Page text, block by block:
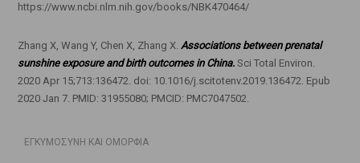
https://www.ncbi.nlm.nih.gov/books/NBK470464/
Zhang X, Wang Y, Chen X, Zhang X. Associations between prenatal
sunshine exposure and birth outcomes in China.Sci Total Environ.
2020 Apr 15;713:136472. doi: 10.1016/j.scitotenv.2019.136472. Epub
2020 Jan 7. PMID: 31955080; PMCID: PMC7047502.
ΕΓΚΥΜΟΣΥΝΗ ΚΑΙ ΟΜΟΡΦΙΑ